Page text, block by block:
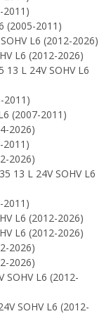
2011)
(2005-2011)
L6 (2012-2026)
L6 (2012-2026)
13 L 24V SOHV L6
2011)
(2007-2011)
2026)
2011)
2026)
13 L 24V SOHV L6
2011)
L6 (2012-2026)
L6 (2012-2026)
2026)
2026)
SOHV L6 (2012-
SOHV L6 (2012-